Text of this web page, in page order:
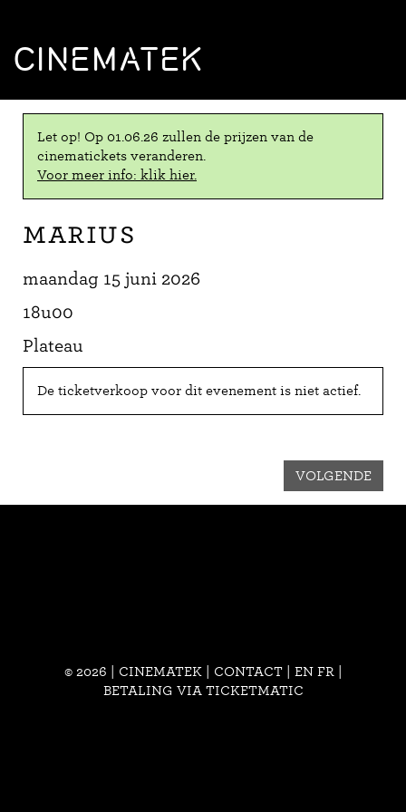
CINEMATEK
Let op! Op 01.06.26 zullen de prijzen van de
cinematickets veranderen.
Voor meer info: klik hier.
Marius
maandag 15 juni 2026
18u00
Plateau
De ticketverkoop voor dit evenement is niet actief.
VOLGENDE
© 2026 | CINEMATEK | CONTACT| EN FR
BETALING VIA TICKETMATIC